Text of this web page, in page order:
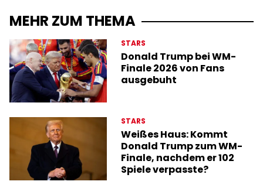
MEHR ZUM THEMA
STARS
Donald Trump bei WM-
Finale 2026 von Fans
ausgebuht
STARS
Weißes Haus: Kommt
Donald Trump zum WM-
Finale, nachdem er 102
Spiele verpasste?